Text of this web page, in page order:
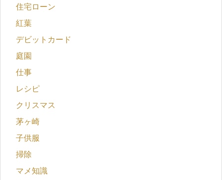
住宅ローン
紅葉
デビットカード
庭園
仕事
レシピ
クリスマス
茅ヶ崎
子供服
掃除
マメ知識